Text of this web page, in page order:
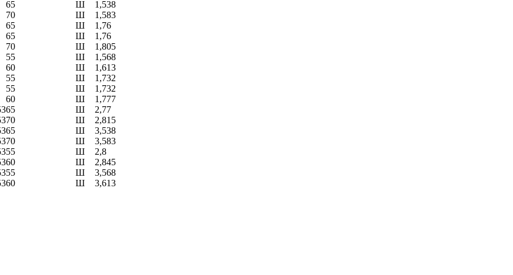
65 Ш
1,538
70 Ш
1,583
65 Ш
1,76
65 Ш
1,76
70 Ш
1,805
55 Ш
1,568
60 Ш
1,613
55 Ш
1,732
55 Ш
1,732
60 Ш
1,777
65 Ш
2,77
70 Ш
2,815
65 Ш
3,538
70 Ш
3,583
55 Ш
2,8
60 Ш
2,845
55 Ш
3,568
60 Ш 3,613